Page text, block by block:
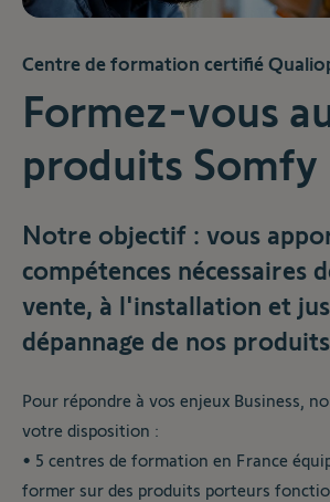
Centre de formation certifié
Formez-vous
produits Somfy
Notre objectif : vous
compétences nécessaires
vente, à l'installation et
dépannage de nos
Pour répondre à vos enjeux Business,
votre disposition :
• 5 centres de formation en France
former sur des produits porteurs